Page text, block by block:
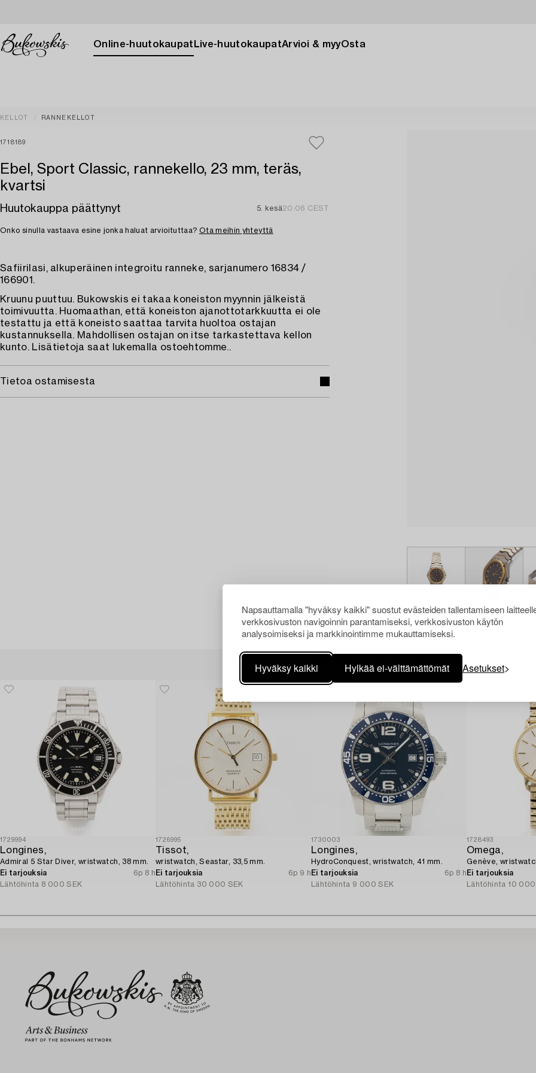
Napsauttamalla "hyväksy kaikki" suostut evästeiden tallentamiseen
verkkosivuston navigoinnin parantamiseksi, verkkosivuston käytön
analysoimiseksi ja markkinointimme mukauttamiseksi.
Hyväksy kaikki Hylkää ei-välttämättömät Asetukset
Online-huutokaupat Live-huutokaupatArvioi & myyOsta
KELLOT RANNEKELLOT
1718189
Ebel, Sport Classic, rannekello, 23 mm, teräs,
kvartsi
Huutokauppa päättynyt 5. kesä20:06 CEST
Onko sinulla vastaava esine jonka haluat arvioituttaa? Ota meihin yhteyttä
Safiirilasi, alkuperäinen integroitu ranneke, sarjanumero 16834 /
166901.
Kruunu puuttuu. Bukowskis ei takaa koneiston myynnin jälkeistä
toimivuutta. Huomaathan, että koneiston ajanottotarkkuutta ei ole
testattu ja että koneisto saattaa tarvita huoltoa ostajan
kustannuksella. Mahdollisen ostajan on itse tarkastettava kellon
kunto. Lisätietoja saat lukemalla ostoehtomme..
Tietoa ostamisesta
Muiden katsomia kohteita
1729994
Longines,
Admiral 5 Star Diver, wristwatch, 38 mm.
Ei tarjouksia
6p 8 h
Lähtöhinta 8 000 SEK
1726995
Tissot,
wristwatch, Seastar, 33,5 mm.
Ei tarjouksia
6p 9 h
Lähtöhinta 30 000 SEK
1730003
Longines,
HydroConquest, wristwatch, 41 mm.
Ei tarjouksia
6p 8 h
Lähtöhinta 9 000 SEK
1728493
Omega,
Genève,
Ei tarjouksia
Lähtöhinta 10 000